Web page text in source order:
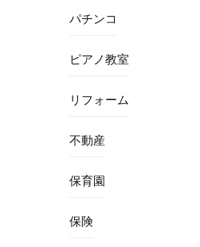
パチンコ
ピアノ教室
リフォーム
不動産
保育園
保険